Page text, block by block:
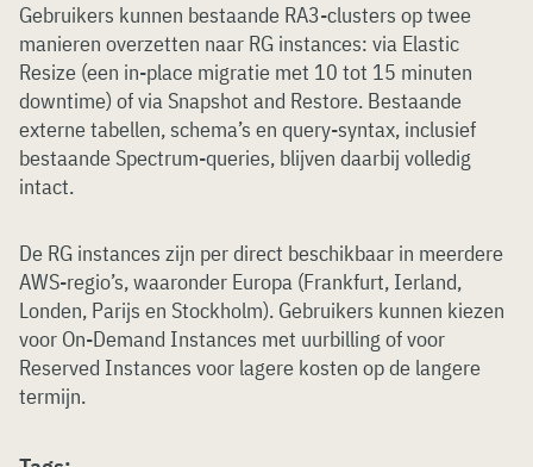
Gebruikers kunnen bestaande RA3-clusters op twee
manieren overzetten naar RG instances: via Elastic
Resize (een in-place migratie met 10 tot 15 minuten
downtime) of via Snapshot and Restore. Bestaande
externe tabellen, schema’s en query-syntax, inclusief
bestaande Spectrum-queries, blijven daarbij volledig
intact.
De RG instances zijn per direct beschikbaar in meerdere
AWS-regio’s, waaronder Europa (Frankfurt, Ierland,
Londen, Parijs en Stockholm). Gebruikers kunnen kiezen
voor On-Demand Instances met uurbilling of voor
Reserved Instances voor lagere kosten op de langere
termijn.